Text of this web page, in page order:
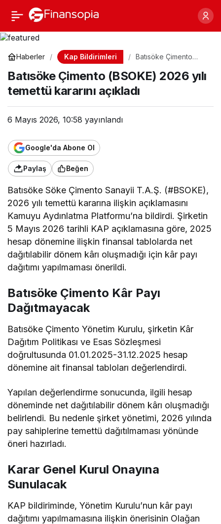
Haberler Kap Bildirimleri
Batısöke Çimento
temettü kararını
açıkladı
Batısöke Çimento (BSOKE) 2026 yılı
temettü kararını açıkladı
6 Mayıs 2026, 10:58 yayınlandı
Google'da Abone Ol
Paylaş Beğen
Batısöke Söke Çimento Sanayii T.A.Ş. (#BSOKE),
2026 yılı temettü kararına ilişkin açıklamasını
Kamuyu Aydınlatma Platformu’na bildirdi. Şirketin
5 Mayıs 2026 tarihli KAP açıklamasına göre, 2025
hesap dönemine ilişkin finansal tablolarda net
dağıtılabilir dönem kârı oluşmadığı için kâr payı
dağıtımı yapılmaması önerildi.
Batısöke Çimento Kâr Payı
Dağıtmayacak
Batısöke Çimento Yönetim Kurulu, şirketin Kâr
Dağıtım Politikası ve Esas Sözleşmesi
doğrultusunda 01.01.2025-31.12.2025 hesap
dönemine ait finansal tabloları değerlendirdi.
Yapılan değerlendirme sonucunda, ilgili hesap
döneminde net dağıtılabilir dönem kârı oluşmadığı
belirlendi. Bu nedenle şirket yönetimi, 2026 yılında
pay sahiplerine temettü dağıtılmaması yönünde
öneri hazırladı.
Karar Genel Kurul Onayına
Sunulacak
KAP bildiriminde, Yönetim Kurulu’nun kâr payı
dağıtımı yapılmamasına ilişkin önerisinin Olağan
Batısöke Çimento
(BSOKE) 2026 yılı
Paylaş